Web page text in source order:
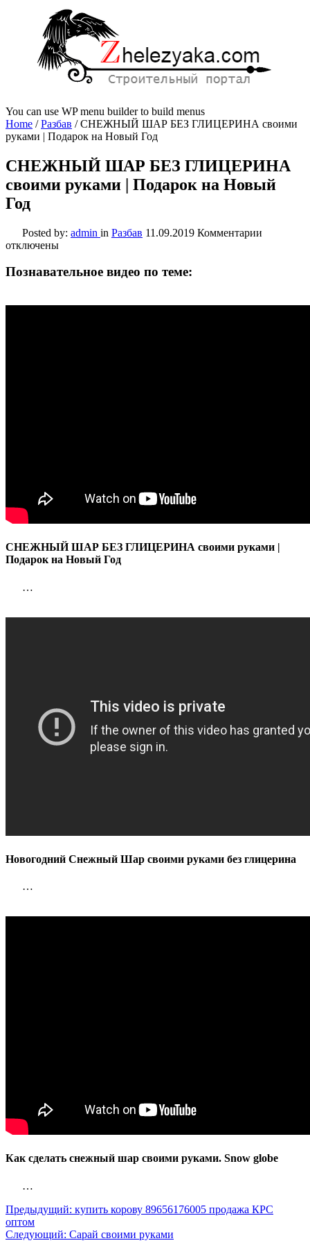
You can use WP menu builder to build menus
Home /Разбав /СНЕЖНЫЙ ШАР БЕЗ ГЛИЦЕРИНА своими
руками | Подарок на Новый Год
СНЕЖНЫЙ ШАР БЕЗ ГЛИЦЕРИНА
своими руками | Подарок на Новый
Год
Posted by: admin in Разбав 11.09.2019 Комментарии
своими
отключены
Познавательное видео по теме:
СНЕЖНЫЙ ШАР БЕЗ ГЛИЦЕРИНА своими руками |
Подарок на Новый Год
…
Новогодний Снежный Шар своими руками без глицерина
…
Как сделать снежный шар своими руками. Snow globe
…
Предыдущий: купить корову 89656176005 продажа КРС
оптом
Следующий: Сарай своими руками